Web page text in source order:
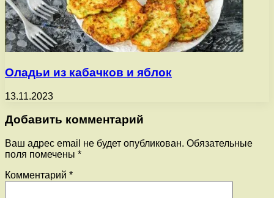
Оладьи из кабачков и яблок
13.11.2023
Добавить комментарий
Ваш адрес email не будет опубликован. Обязательные
поля помечены *
Комментарий *